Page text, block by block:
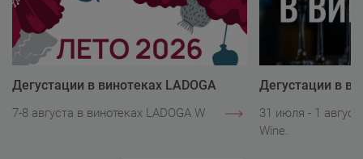
Дегустации в винотеках LADOGA
7-8 августа в винотеках LADOGA Wine.
Дегустации в
31 июля - 1
Wine.